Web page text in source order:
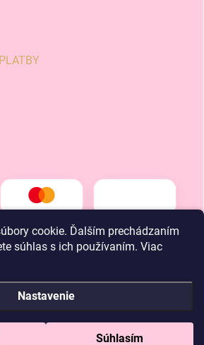
cookie. Ďalším prechádzaním
súhlas s ich používaním. Viac
Nastavenie
Súhlasím
LT kids. Všetky práva vyhradené.